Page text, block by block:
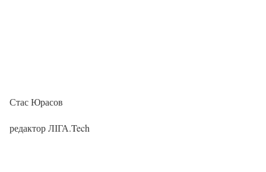
Стас Юрасов
редактор ЛІГА.Tech